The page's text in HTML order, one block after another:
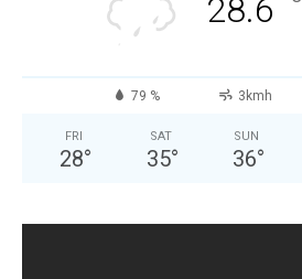
28.6
79 % 3kmh
FRI
28°
SAT
35°
SUN
36°